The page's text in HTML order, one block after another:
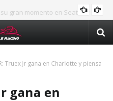
gran momento en Seattle y
NHRAescalando posiciones en
visita a Querétaro
Truex Jr gana en Charlotte y piensa
gana en